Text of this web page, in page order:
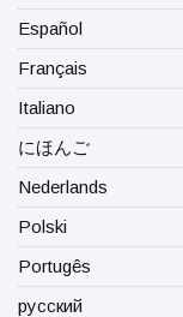
Español
Français
Italiano
にほんご
Nederlands
Polski
Portugês
русский